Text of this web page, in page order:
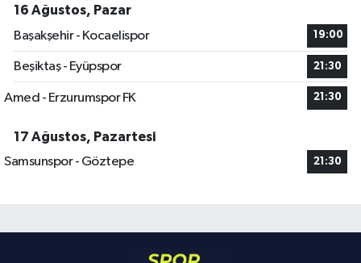
16 Ağustos, Pazar
Başakşehir - Kocaelispor
19:00
Beşiktaş - Eyüpspor 21:30
Amed - Erzurumspor FK 21:30
17 Ağustos, Pazartesi
Samsunspor - Göztepe
21:30